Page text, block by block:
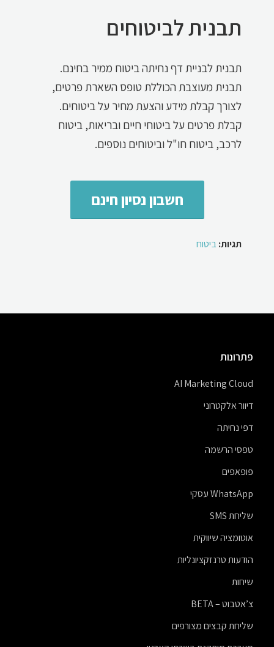
תבנית לביטוחים
תבנית לבניית דף נחיתה ביטוח ממיר בחינם.
תבנית מעוצבת הכוללת טופס השארת פרטים,
לצורך קבלת מידע והצעת מחיר על ביטוחים.
קבלת פרטים על ביטוחי חיים ובריאות, ביטוח
לרכב, ביטוח חו"ל וביטוחים נוספים.
חשבון נסיון חינם
תגיות:ביטוח
פתרונות
AI Marketing Cloud
דיוור אלקטרוני
דפי נחיתה
טפסי הרשמה
פופאפים
WhatsApp עסקי
שליחת SMS
אוטומציה שיווקית
הודעות טרנזקציונליות
שיחות
צ’אטבוט – BETA
שליחת קבצים מצורפים